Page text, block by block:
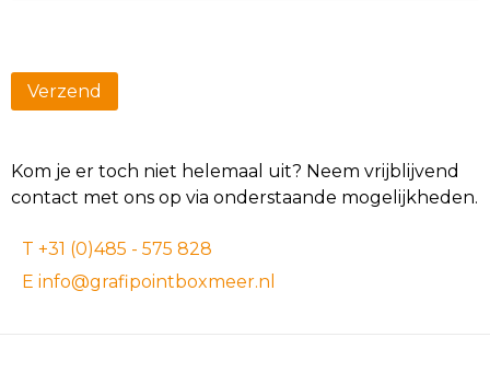
Kom je er toch niet helemaal uit? Neem vrijblijvend
contact met ons op via onderstaande mogelijkheden.
T +31 (0)485 - 575 828
E info@grafipointboxmeer.nl